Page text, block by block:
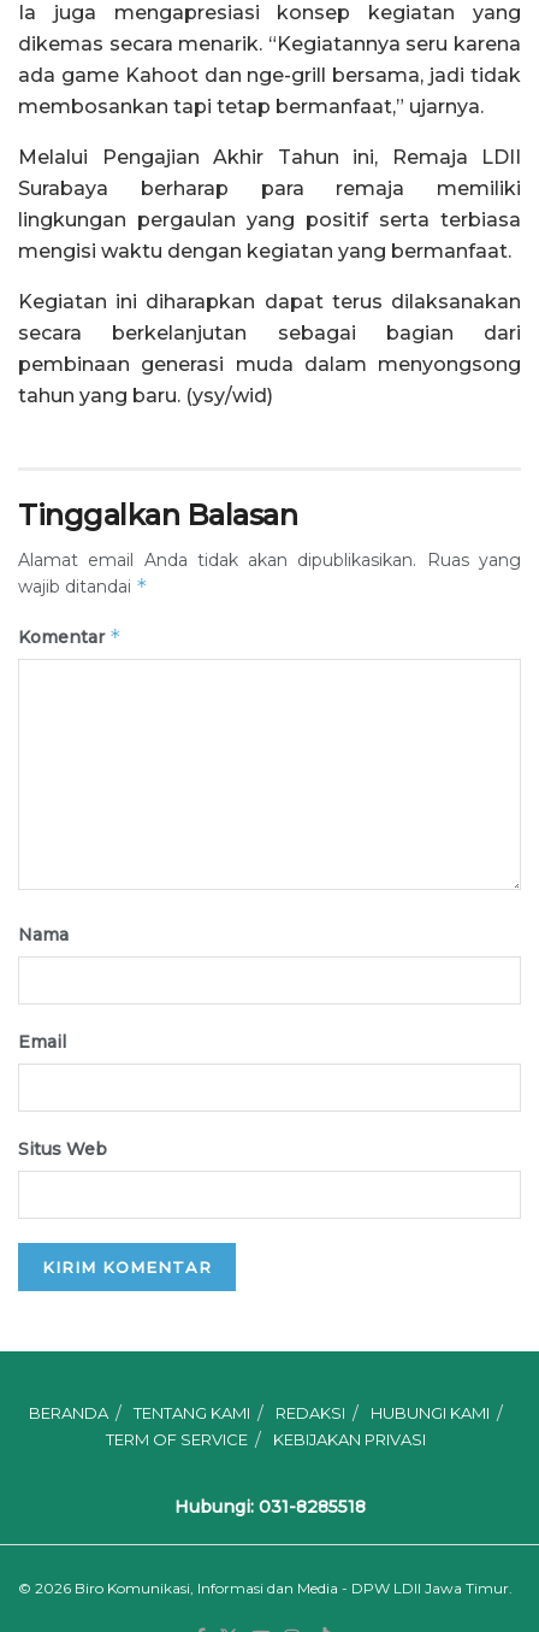
Ia juga mengapresiasi konsep kegiatan yang
dikemas secara menarik. “Kegiatannya seru karena
ada game Kahoot dan nge-grill bersama, jadi tidak
membosankan tapi tetap bermanfaat,” ujarnya.
Melalui Pengajian Akhir Tahun ini, Remaja LDII
Surabaya berharap para remaja memiliki
lingkungan pergaulan yang positif serta terbiasa
mengisi waktu dengan kegiatan yang bermanfaat.
Kegiatan ini diharapkan dapat terus dilaksanakan
secara berkelanjutan sebagai bagian dari
pembinaan generasi muda dalam menyongsong
tahun yang baru. (ysy/wid)
Tinggalkan Balasan
Alamat email Anda tidak akan dipublikasikan.
Ruas yang
wajib ditandai *
Komentar *
Nama
Email
Situs Web
BERANDA TENTANG KAMI REDAKSI
HUBUNGI KAMI
TERM OF SERVICE
KEBIJAKAN PRIVASI
Hubungi: 031-8285518
© 2026 Biro Komunikasi, Informasi dan Media - DPW LDII Jawa Timur.